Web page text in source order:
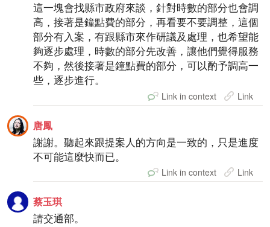
這一塊會找縣市政府來談，針對時數的部分也會調
高，接著是鐘點費的部分，再看要不要調整，這個
部分有入案，有跟縣市來作研議及處理，也希望能
夠逐步處理，時數的部分先改善，讓他們覺得服務
不夠，然後接著是鐘點費的部分，可以酌予調高一
些，逐步進行。
Link in context Link
唐鳳
謝謝。聽起來跟提案人的方向是一致的，只是進度
不可能這麼快而已。
Link in context Link
蔡玉琪
請交通部。